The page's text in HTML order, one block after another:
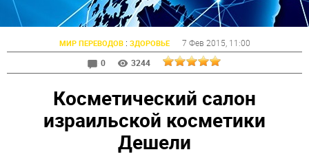
МИР ПЕРЕВОДОВ: ЗДОРОВЬЕ 7 Фев 2015 , 11:00
0
3244
Косметический салон
израильской косметики
Дешели